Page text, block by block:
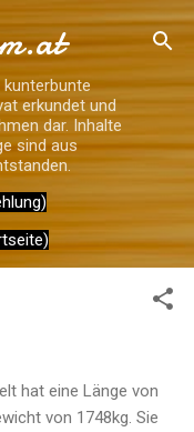
kunterbunte
erkundet und
dar. Inhalte
sind aus
hat eine Länge von
von 1748kg. Sie